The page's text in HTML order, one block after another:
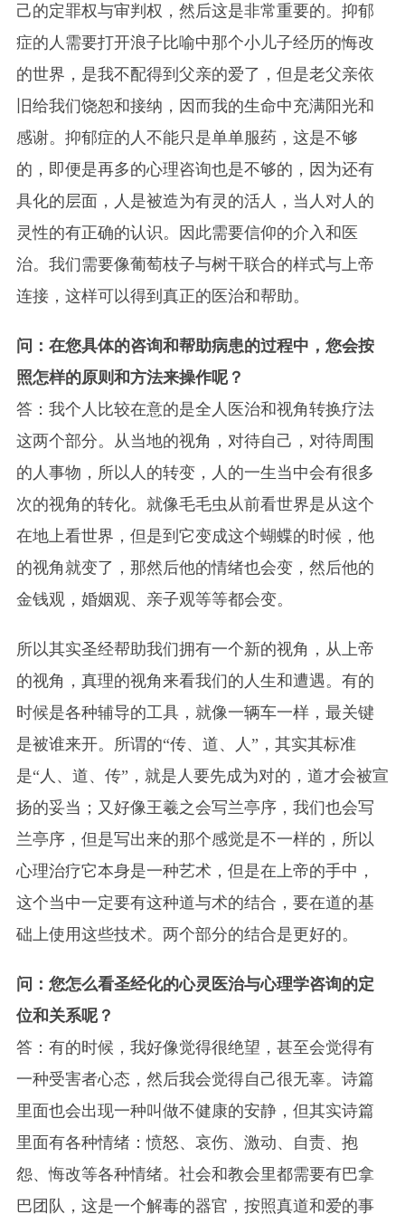
己的定罪权与审判权，然后这是非常重要的。抑郁
症的人需要打开浪子比喻中那个小儿子经历的悔改
的世界，是我不配得到父亲的爱了，但是老父亲依
旧给我们饶恕和接纳，因而我的生命中充满阳光和
感谢。抑郁症的人不能只是单单服药，这是不够
的，即便是再多的心理咨询也是不够的，因为还有
具化的层面，人是被造为有灵的活人，当人对人的
灵性的有正确的认识。因此需要信仰的介入和医
治。我们需要像葡萄枝子与树干联合的样式与上帝
连接，这样可以得到真正的医治和帮助。
问：在您具体的咨询和帮助病患的过程中，您会按
照怎样的原则和方法来操作呢？
答：我个人比较在意的是全人医治和视角转换疗法
这两个部分。从当地的视角，对待自己，对待周围
的人事物，所以人的转变，人的一生当中会有很多
次的视角的转化。就像毛毛虫从前看世界是从这个
在地上看世界，但是到它变成这个蝴蝶的时候，他
的视角就变了，那然后他的情绪也会变，然后他的
金钱观，婚姻观、亲子观等等都会变。
所以其实圣经帮助我们拥有一个新的视角，从上帝
的视角，真理的视角来看我们的人生和遭遇。有的
时候是各种辅导的工具，就像一辆车一样，最关键
是被谁来开。所谓的“传、道、人”，其实其标准
是“人、道、传”，就是人要先成为对的，道才会被宣
扬的妥当；又好像王羲之会写兰亭序，我们也会写
兰亭序，但是写出来的那个感觉是不一样的，所以
心理治疗它本身是一种艺术，但是在上帝的手中，
这个当中一定要有这种道与术的结合，要在道的基
础上使用这些技术。两个部分的结合是更好的。
问：您怎么看圣经化的心灵医治与心理学咨询的定
位和关系呢？
答：有的时候，我好像觉得很绝望，甚至会觉得有
一种受害者心态，然后我会觉得自己很无辜。诗篇
里面也会出现一种叫做不健康的安静，但其实诗篇
里面有各种情绪：愤怒、哀伤、激动、自责、抱
怨、悔改等各种情绪。社会和教会里都需要有巴拿
巴团队，这是一个解毒的器官，按照真道和爱的事